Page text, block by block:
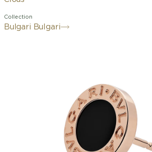
Collection
Bulgari Bulgari
Bvlgari séduit par son esprit
pétillant et contemporain.
logo iconique s'inspire des
circulaires présentes sur les
pièces de monnaie.
revisité avec espièglerie sous